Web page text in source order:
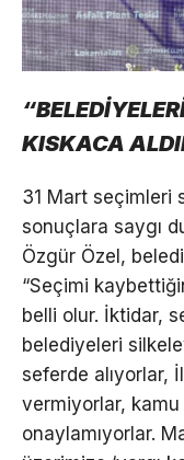
KISKACA
31 Mart seçimleri
sonuçlara saygı
Özgür Özel,
“Seçimi
belli olur. İktidar,
belediyeleri
seferde alıyorlar,
vermiyorlar, kamu
onaylamıyorlar.